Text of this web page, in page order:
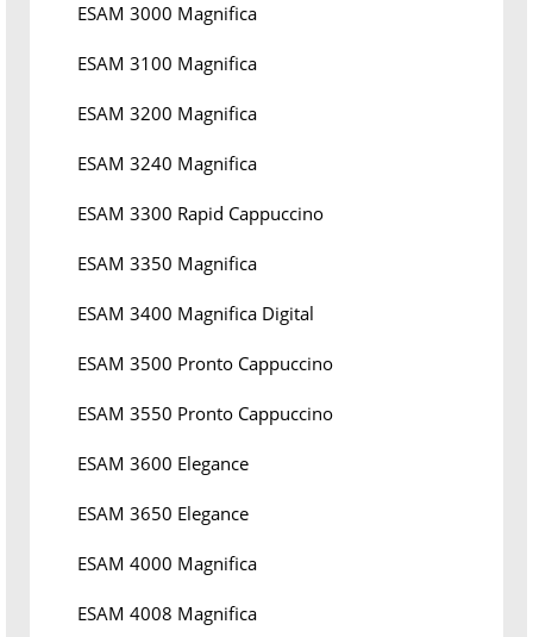
ESAM 3000 Magnifica
ESAM 3100 Magnifica
ESAM 3200 Magnifica
ESAM 3240 Magnifica
ESAM 3300 Rapid Cappuccino
ESAM 3350 Magnifica
ESAM 3400 Magnifica Digital
ESAM 3500 Pronto Cappuccino
ESAM 3550 Pronto Cappuccino
ESAM 3600 Elegance
ESAM 3650 Elegance
ESAM 4000 Magnifica
ESAM 4008 Magnifica